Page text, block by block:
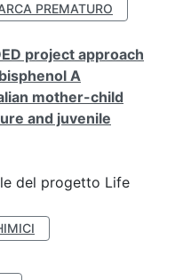
PREMATURO
project approach
A
mother-child
and juvenile
del progetto Life